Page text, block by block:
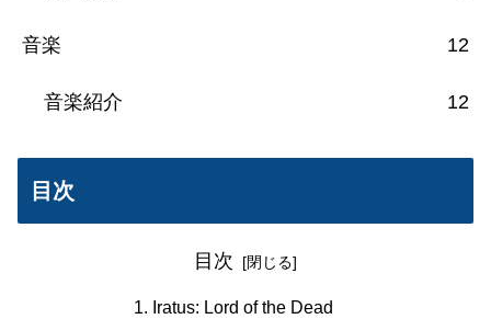
音楽 12
音楽紹介 12
目次
目次
Iratus: Lord of the Dead